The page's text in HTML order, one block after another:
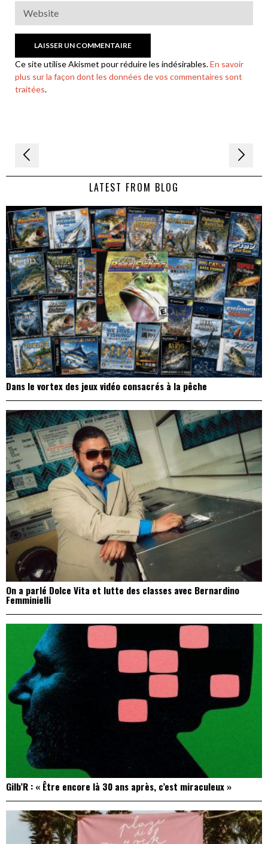
Ce site utilise Akismet pour réduire les indésirables.En savoir
plus sur la façon dont les données de vos commentaires sont
traitées.
Navigation
de LATEST FROM BLOG
Dans le vortex des jeux vidéo consacrés à la pêche
On a parlé Dolce Vita et lutte des classes avec Bernardino
Femminielli
Gilb’R : « Être encore là 30 ans après, c’est miraculeux »